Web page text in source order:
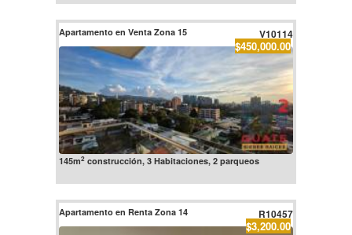
Apartamento en Venta Zona 15 V10114
$450,000.00
145m2construcción, 3 Habitaciones, 2 parqueos
Apartamento en Renta Zona 14 R10457
$3,200.00